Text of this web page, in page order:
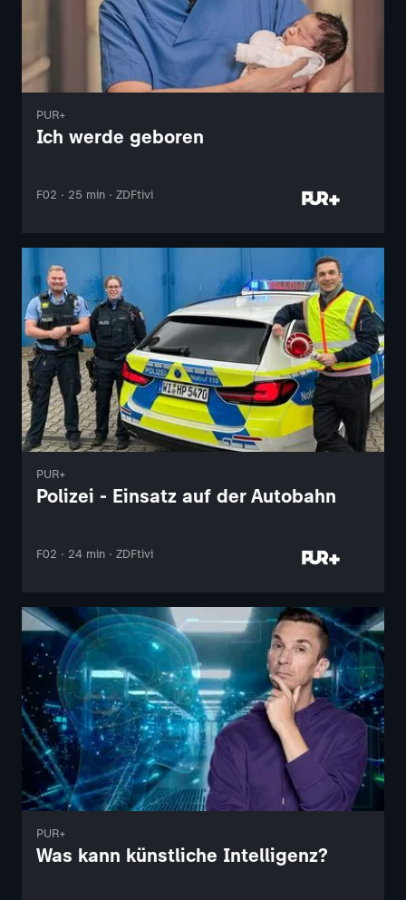
PUR+
Ich werde geboren
F02 · 25 min · ZDFtivi
PUR+
Polizei - Einsatz auf der Autobahn
F02 · 24 min · ZDFtivi
PUR+
Was kann künstliche Intelligenz?